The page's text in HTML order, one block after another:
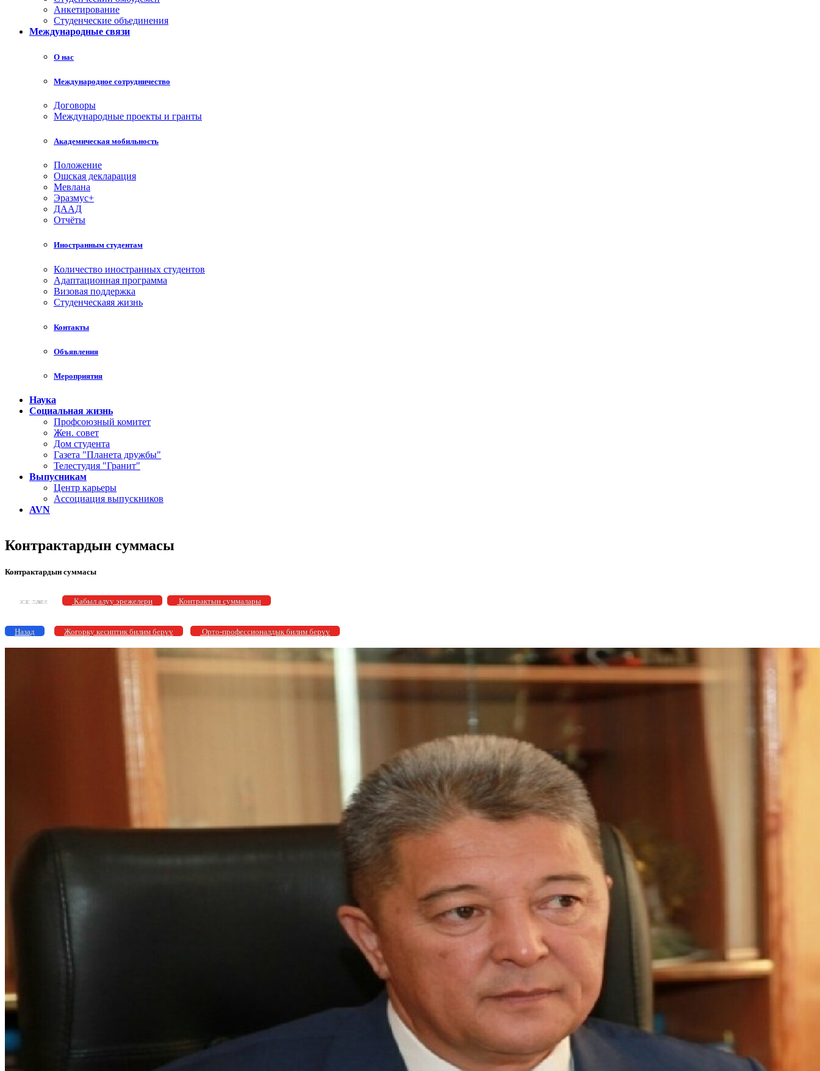
Анкетирование
Студенческие объединения
Международные связи
О нас
Международное сотрудничество
Договоры
Международные проекты и гранты
Академическая мобильность
Положение
Ошская декларация
Мевлана
Эразмус+
ДААД
Отчёты
Иностранным студентам
Количество иностранных студентов
Адаптационная программа
Визовая поддержка
Студенческаяя жизнь
Контакты
Объявления
Мероприятия
Наука
Социальная жизнь
Профсоюзный комитет
Жен. совет
Дом студента
Газета "Планета дружбы"
Телестудия "Гранит"
Выпусникам
Центр карьеры
Ассоциация выпускников
AVN
Контрактардын суммасы
Контрактардын суммасы
иш план Кабыл алуу эрежелери Контрактын суммалары
Назад Жогорку кесиптик билим берүү Орто-профессионалдык билим берүү